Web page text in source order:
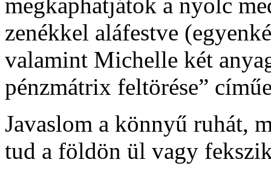
megkaphatjátok a nyolc
zenékkel aláfestve
valamint Michelle két
pénzmátrix feltörése”
Javaslom a könnyű ruhát,
tud a földön ül vagy